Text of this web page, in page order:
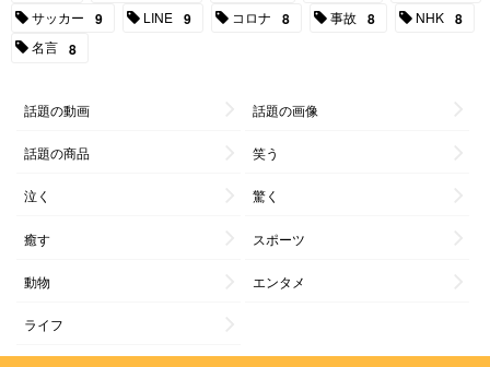
サッカー 9 LINE 9 コロナ 8 事故 8 NHK 8
名言 8
話題の動画 話題の画像
話題の商品 笑う
泣く 驚く
癒す スポーツ
動物 エンタメ
ライフ